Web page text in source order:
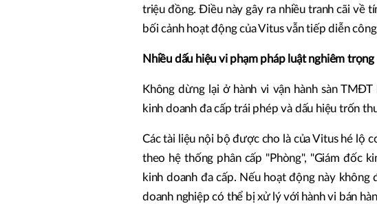
triệu đồng. Điều này gây ra nhiều tranh cãi về
bối cảnh hoạt động của Vitus vẫn tiếp diễn
Nhiều dấu hiệu vi phạm pháp luật nghiêm trọng
Không dừng lại ở hành vi vận hành sàn
kinh doanh đa cấp trái phép và dấu hiệu trốn
Các tài liệu nội bộ được cho là của Vitus hé lộ
theo hệ thống phân cấp "Phòng", "Giám đốc
kinh doanh đa cấp. Nếu hoạt động này
doanh nghiệp có thể bị xử lý với hành vi bán